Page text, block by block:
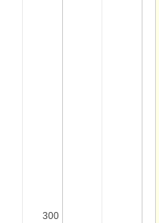
300
300